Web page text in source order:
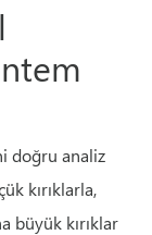
doğru analiz
kırıklarla,
büyük kırıklar